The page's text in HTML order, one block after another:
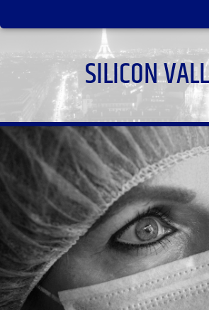
SILICON